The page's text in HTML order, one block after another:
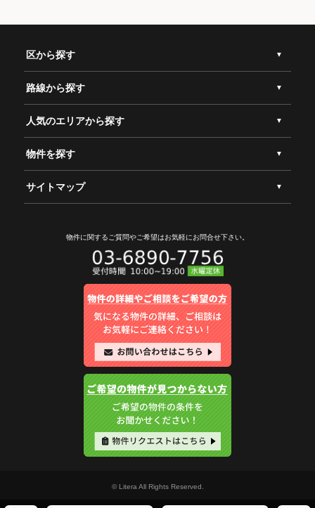
区から探す
路線から探す
人気のエリアから探す
物件を探す
サイトマップ
物件に関するご質問やご希望はお気軽にお問合せ下さい。
© Litera All Rights Reserved.